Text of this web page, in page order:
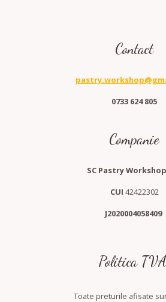
Contact
0733 624 805
Companie
SC Pastry Workshop
CUI 42422302
J2020004058409
Politica
Toate preturile afisate